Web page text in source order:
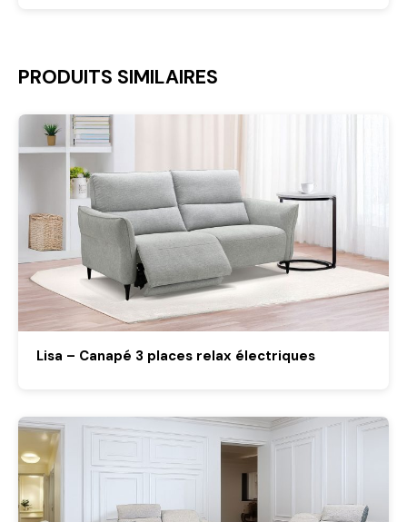
PRODUITS SIMILAIRES
Lisa – Canapé 3 places relax électriques